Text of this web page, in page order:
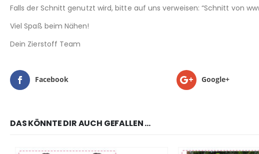
Falls der Schnitt genutzt wird, bitte auf uns verweisen: “Schnitt von
Viel Spaß beim Nähen!
Dein Zierstoff Team
Facebook Google+
DAS KÖNNTE DIR AUCH GEFALLEN …